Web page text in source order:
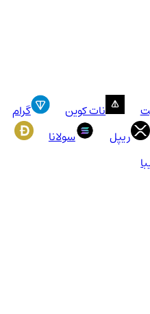
نات کوین
گرام
ریپل
سولانا